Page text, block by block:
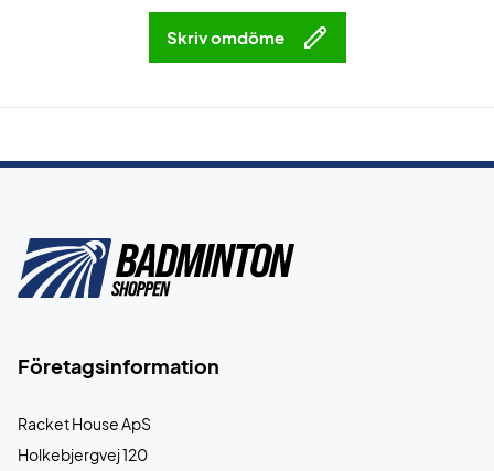
Skriv omdöme
Företagsinformation
Racket House ApS
Holkebjergvej 120